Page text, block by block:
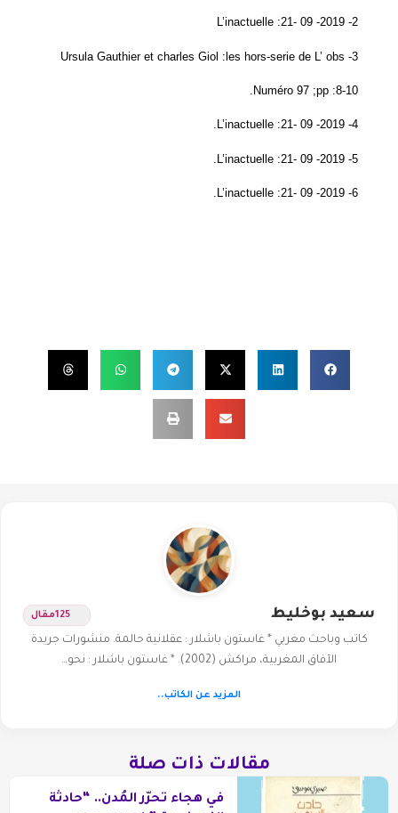
2- L’inactuelle :21- 09 -2019
3- Ursula Gauthier et charles Giol :les hors-serie de L’ obs
Numéro 97 ;pp :8-10.
4- L’inactuelle :21- 09 -2019.
5- L’inactuelle :21- 09 -2019.
6- L’inactuelle :21- 09 -2019.
سعيد بوخليط 125مقال
كاتب وباحث مغربي * غاستون باشلار : عقلانية حالمة. منشورات جريدة
الآفاق المغربية، مراكش (2002). * غاستون باشلار : نحو…
المزيد عن الكاتب..
مقالات ذات صلة
في هجاء تحرّر المُدن.. “حادثة